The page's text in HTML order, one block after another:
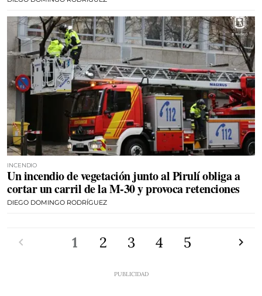
INCENDIO
Un incendio de vegetación junto al Pirulí obliga a
cortar un carril de la M-30 y provoca retenciones
DIEGO DOMINGO RODRÍGUEZ
1 2 3 4 5